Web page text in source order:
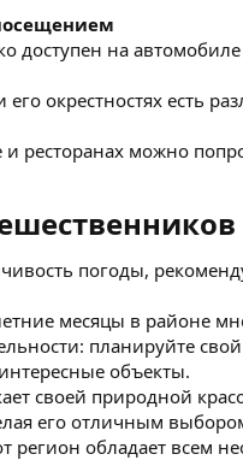
доступен на
окрестностях есть
и ресторанах можно
погоды,
месяцы в районе
планируйте
объекты.
своей природной
его отличным
регион обладает всем